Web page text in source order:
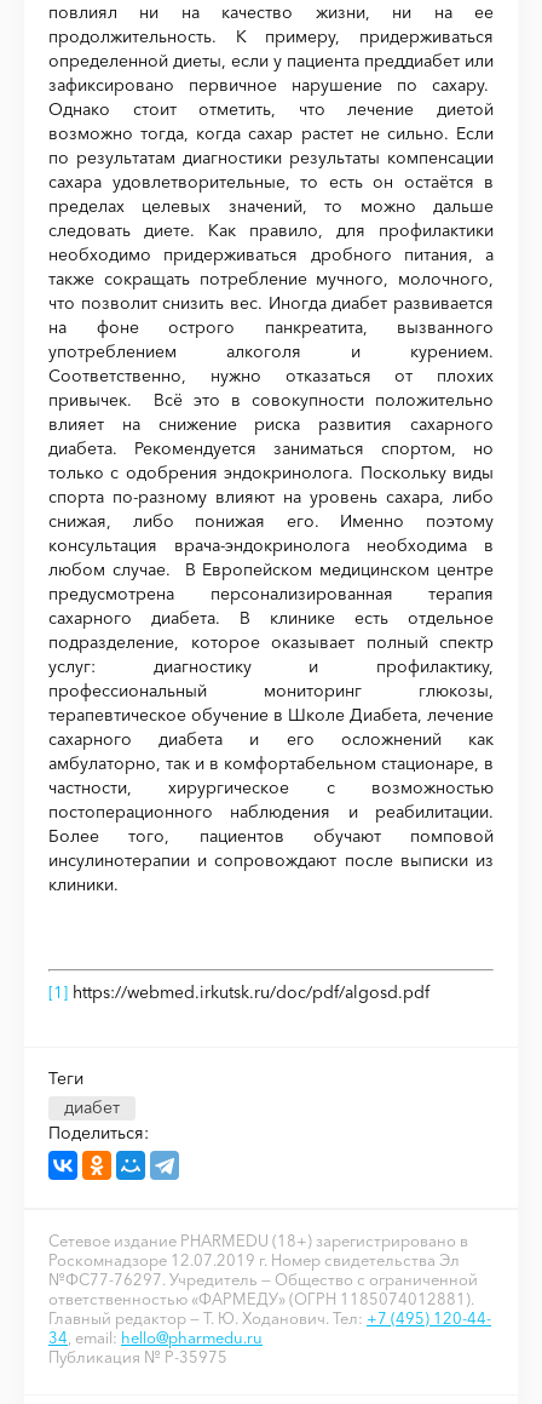
повлиял ни на качество жизни, ни на ее
продолжительность. К примеру, придерживаться
определенной диеты, если у пациента преддиабет или
зафиксировано первичное нарушение по сахару.
Однако стоит отметить, что лечение диетой
возможно тогда, когда сахар растет не сильно. Если
по результатам диагностики результаты компенсации
сахара удовлетворительные, то есть он остаётся в
пределах целевых значений, то можно дальше
следовать диете. Как правило, для профилактики
необходимо придерживаться дробного питания, а
также сокращать потребление мучного, молочного,
что позволит снизить вес. Иногда диабет развивается
на фоне острого панкреатита, вызванного
употреблением алкоголя и курением.
Соответственно, нужно отказаться от плохих
привычек. Всё это в совокупности положительно
влияет на снижение риска развития сахарного
диабета. Рекомендуется заниматься спортом, но
только с одобрения эндокринолога. Поскольку виды
спорта по-разному влияют на уровень сахара, либо
снижая, либо понижая его. Именно поэтому
консультация врача-эндокринолога необходима в
любом случае. В Европейском медицинском центре
предусмотрена персонализированная терапия
сахарного диабета. В клинике есть отдельное
подразделение, которое оказывает полный спектр
услуг: диагностику и профилактику,
профессиональный мониторинг глюкозы,
терапевтическое обучение в Школе Диабета, лечение
сахарного диабета и его осложнений как
амбулаторно, так и в комфортабельном стационаре, в
частности, хирургическое с возможностью
постоперационного наблюдения и реабилитации.
Более того, пациентов обучают помповой
инсулинотерапии и сопровождают после выписки из
клиники.
[1] https://webmed.irkutsk.ru/doc/pdf/algosd.pdf
Теги
диабет
Поделиться:
Сетевое издание PHARMEDU (18+) зарегистрировано в
Роскомнадзоре 12.07.2019 г. Номер свидетельства Эл
№ФС77-76297. Учредитель — Общество с ограниченной
ответственностью «ФАРМЕДУ» (ОГРН 1185074012881).
Главный редактор — Т. Ю. Ходанович. Тел: +7 (495) 120-44-
34 , email: hello@pharmedu.ru
Публикация № P-35975